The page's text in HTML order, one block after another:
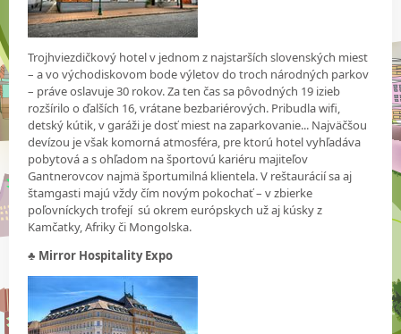
Trojhviezdičkový hotel v jednom z najstarších slovenských miest
– a vo východiskovom bode výletov do troch národných parkov
– práve oslavuje 30 rokov. Za ten čas sa pôvodných 19 izieb
rozšírilo o ďalších 16, vrátane bezbariérových. Pribudla wifi,
detský kútik, v garáži je dosť miest na zaparkovanie... Najväčšou
devízou je však komorná atmosféra, pre ktorú hotel vyhľadáva
pobytová a s ohľadom na športovú kariéru majiteľov
Gantnerovcov najmä športumilná klientela. V reštaurácií sa aj
štamgasti majú vždy čím novým pokochať – v zbierke
poľovníckych trofejí sú okrem európskych už aj kúsky z
Kamčatky, Afriky či Mongolska.
♣ Mirror Hospitality Expo